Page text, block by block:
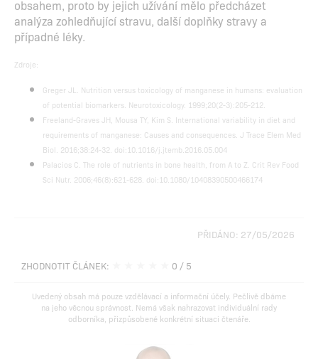
obsahem, proto by jejich užívání mělo předcházet
analýza zohledňující stravu, další doplňky stravy a
případné léky.
Zdroje:
Greger JL. Nutrition versus toxicology of manganese in humans: evaluation
of potential biomarkers. Neurotoxicology. 1999;20(2-3):205-212.
Freeland-Graves JH, Mousa TY, Kim S. International variability in diet and
requirements of manganese: Causes and consequences. J Trace Elem Med
Biol. 2016;38:24-32. doi:10.1016/j.jtemb.2016.05.004
Palacios C. The role of nutrients in bone health, from A to Z. Crit Rev Food
Sci Nutr. 2006;46(8):621-628. doi:10.1080/10408390500466174
PŘIDÁNO: 27/05/2026
ZHODNOTIT ČLÁNEK: 0 / 5
Uvedený obsah má pouze vzdělávací a informační účely. Pečlivě dbáme
na jeho věcnou správnost. Nemá však nahrazovat individuální rady
odborníka, přizpůsobené konkrétní situaci čtenáře.